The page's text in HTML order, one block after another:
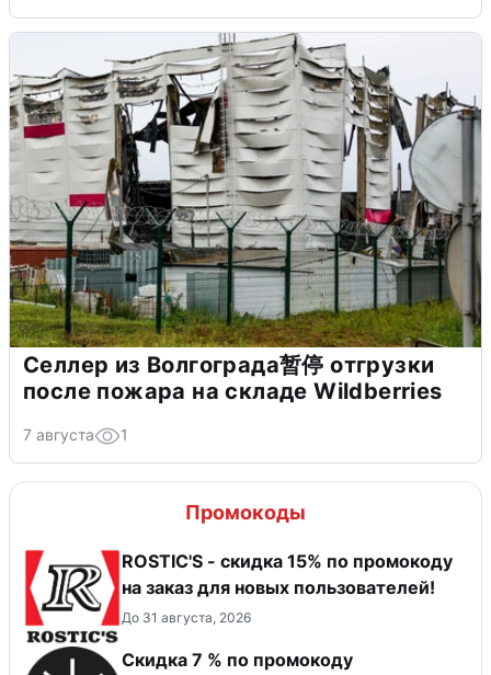
Селлер из Волгограда暂停 отгрузки
после пожара на складе Wildberries
7 августа 1
Промокоды
ROSTIC'S - скидка 15% по промокоду
на заказ для новых пользователей!
До 31 августа, 2026
Скидка 7 % по промокоду